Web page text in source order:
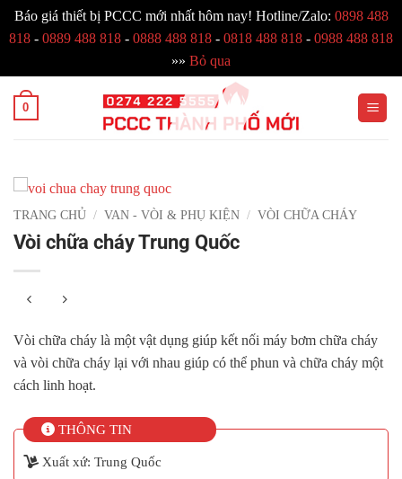
Báo giá thiết bị PCCC mới nhất hôm nay! Hotline/Zalo: 0898 488
818 - 0889 488 818 - 0888 488 818 - 0818 488 818 - 0988 488 818
»» Bỏ qua
0
TRANG CHỦ / VAN - VÒI & PHỤ KIỆN / VÒI CHỮA CHÁY
Vòi chữa cháy Trung Quốc
Vòi chữa cháy là một vật dụng giúp kết nối máy bơm chữa cháy
và vòi chữa cháy lại với nhau giúp có thể phun và chữa cháy một
cách linh hoạt.
THÔNG TIN
Xuất xứ: Trung Quốc